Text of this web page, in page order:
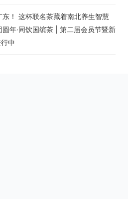
！ 这杯联名茶藏着南北养生智慧
年·同饮国缤茶 | 第二届会员节暨新
中